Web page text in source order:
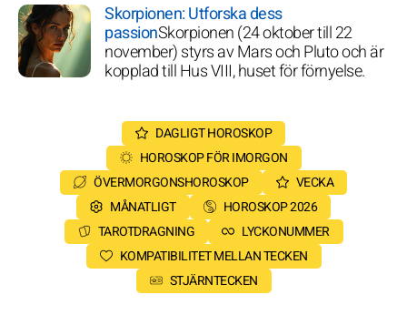
Skorpionen: Utforska dess
passionSkorpionen (24 oktober till 22
november) styrs av Mars och Pluto och är
kopplad till Hus VIII, huset för förnyelse.
DAGLIGT HOROSKOP
HOROSKOP FÖR IMORGON
ÖVERMORGONSHOROSKOP
VECKA
MÅNATLIGT
HOROSKOP 2026
TAROTDRAGNING
LYCKONUMMER
KOMPATIBILITET MELLAN TECKEN
STJÄRNTECKEN